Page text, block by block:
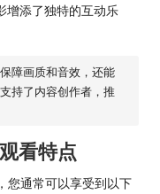
增添了独特的互动乐
障画质和音效，还能
持了内容创作者，推
看特点
您通常可以享受到以下